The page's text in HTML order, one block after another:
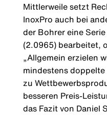
Mittlerweile setzt
InoxPro auch bei
der Bohrer eine
(2.0965) bearbeitet,
„Allgemein erzielen
mindestens
zu
besseren Preis-
das Fazit von Daniel